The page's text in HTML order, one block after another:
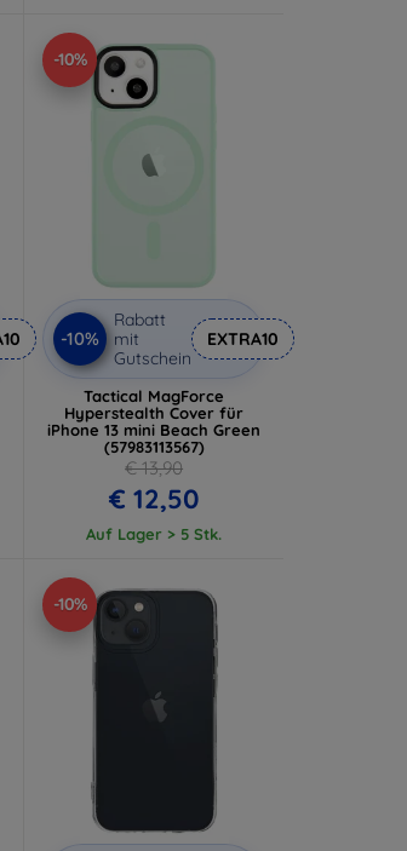
-10%
-10%
Rabatt
mit
Gutschein
EXTRA10
Tactical MagForce
Hyperstealth Cover für
iPhone 13 mini Beach Green
(57983113567)
€ 13,90
€ 12,50
Auf Lager > 5 Stk.
-10%